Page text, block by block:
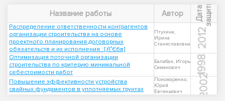
Название работы Автор Д
а
т
а
з
а
щ
и
т ы
Распределение ответственности контрагентов
организации строительства на основе
проектного планирования договорных
обязательств и их исполнения : [ﾒҐЄбв]
Птухина,
Ирина
Станиславовна
2012
Оптимизация поточной организации
строительства по критерию минимальной
себестоимости работ
Балабан, Игорь
Семенович
1998
Повышение эффективности устройства
свайных фундаментов в уплотняемых грунтах
Пономаренко,
Юрий
Евгеньевич
2002